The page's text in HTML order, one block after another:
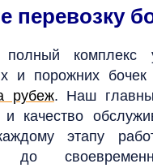
перевозку
комплекс
и порожних бочек
рубеж. Наш
и качество
этапу
до